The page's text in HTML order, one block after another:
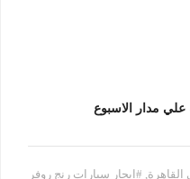
القاهرة, #ايجار سيارات رنج روفر